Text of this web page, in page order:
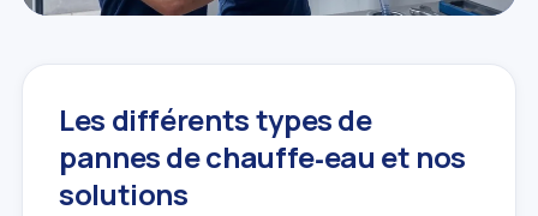
Les différents types de
pannes de chauffe‑eau et nos
solutions